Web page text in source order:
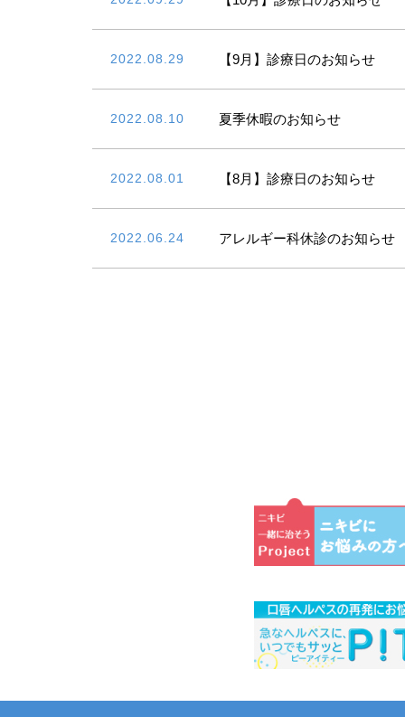
2022.08.29 【9月】診療日のお知らせ
2022.08.10 夏季休暇のお知らせ
2022.08.01 【8月】診療日のお知らせ
2022.06.24 アレルギー科休診のお知らせ